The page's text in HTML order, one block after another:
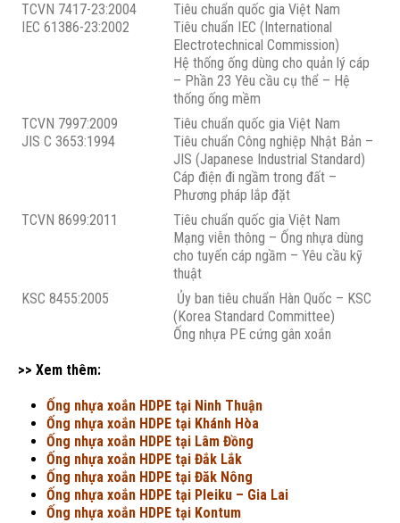
TCVN 7417-23:2004
IEC 61386-23:2002
Tiêu chuẩn quốc gia Việt Nam
Tiêu chuẩn IEC (International
Electrotechnical Commission)
Hệ thống ống dùng cho quản lý cáp
– Phần 23 Yêu cầu cụ thể – Hệ
thống ống mềm
TCVN 7997:2009
JIS C 3653:1994
Tiêu chuẩn quốc gia Việt Nam
Tiêu chuẩn Công nghiệp Nhật Bản –
JIS (Japanese Industrial Standard)
Cáp điện đi ngầm trong đất –
Phương pháp lắp đặt
TCVN 8699:2011
Tiêu chuẩn quốc gia Việt Nam
Mạng viễn thông – Ống nhựa dùng
cho tuyến cáp ngầm – Yêu cầu kỹ
thuật
KSC 8455:2005
Ủy ban tiêu chuẩn Hàn Quốc – KSC
(Korea Standard Committee)
Ống nhựa PE cứng gân xoắn
>> Xem thêm:
Ống nhựa xoắn HDPE tại Ninh Thuận
Ống nhựa xoắn HDPE tại Khánh Hòa
Ống nhựa xoắn HDPE tại Lâm Đồng
Ống nhựa xoắn HDPE tại Đắk Lắk
Ống nhựa xoắn HDPE tại Đăk Nông
Ống nhựa xoắn HDPE tại Pleiku – Gia Lai
Ống nhựa xoắn HDPE tại Kontum